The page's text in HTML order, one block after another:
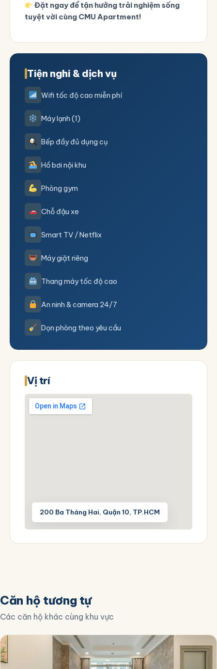
Đặt ngay để tận hưởng trải nghiệm sống
tuyệt vời cùng CMU Apartment!
Tiện nghi & dịch vụ
Wifi tốc độ cao miễn phí
Máy lạnh (1)
Bếp đầy đủ dụng cụ
Hồ bơi nội khu
Phòng gym
Chỗ đậu xe
Smart TV / Netflix
Máy giặt riêng
Thang máy tốc độ cao
An ninh & camera 24/7
Dọn phòng theo yêu cầu
Vị trí
200 Ba Tháng Hai, Quận 10, TP.HCM
Căn hộ tương tự
Các căn hộ khác cùng khu vực